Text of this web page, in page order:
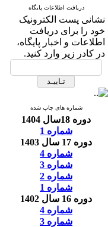
دریافت اطلاعات پایگاه
نشانی پست الکترونیک
خود را برای دریافت
اطلاعات و اخبار پایگاه،
در کادر زیر وارد کنید.
شماره های چاپ شده
دوره 18سال 1404
شماره 1
دوره 17 سال 1403
شماره 4
شماره 3
شماره 2
شماره 1
دوره 16 سال 1402
شماره 4
شماره 3